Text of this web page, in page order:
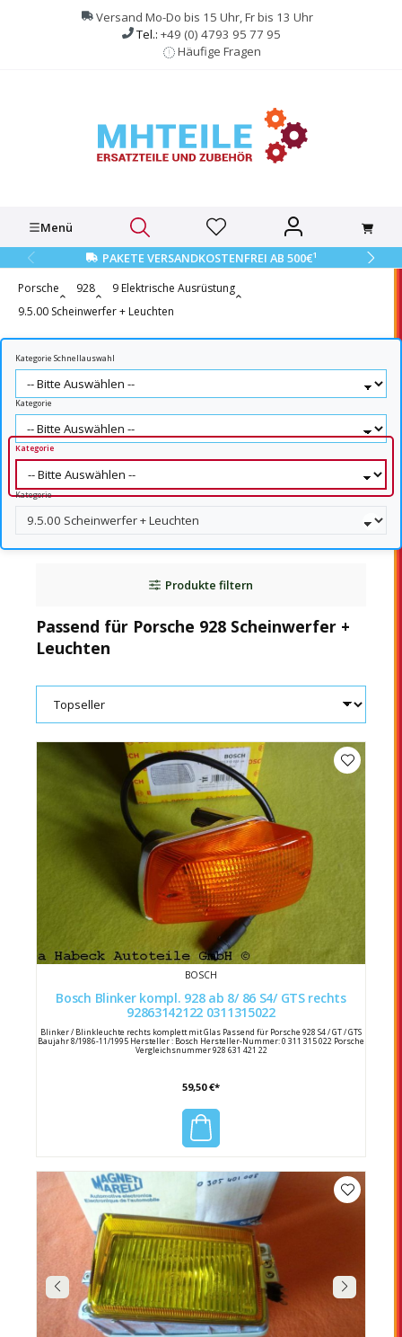
springen
Versand Mo-Do bis 15 Uhr, Fr bis 13 Uhr
Tel.: +49 (0) 4793 95 77 95
Häufige Fragen
Menü
PAKETE VERSANDKOSTENFREI AB 500€1
Porsche 928
9 Elektrische Ausrüstung
9.5.00 Scheinwerfer + Leuchten
Kategorie Schnellauswahl
Kategorie
Kategorie
Kategorie
Produkte filtern
Passend für Porsche 928 Scheinwerfer +
Leuchten
BOSCH
Bosch Blinker kompl. 928 ab 8/ 86 S4/ GTS rechts
92863142122 0311315022
Blinker / Blinkleuchte rechts komplett mit Glas Passend für Porsche 928 S4 / GT / GTS
Baujahr 8/1986-11/1995 Hersteller : Bosch Hersteller-Nummer: 0 311 315 022 Porsche
Vergleichsnummer 928 631 421 22
59,50 €*